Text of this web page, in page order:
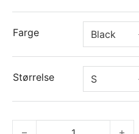
Farge
Størrelse
Aila Blouse w quantity